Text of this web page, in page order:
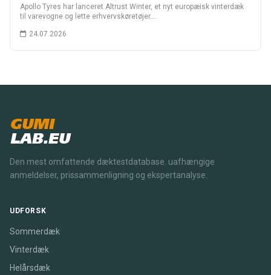
Apollo Tyres har lanceret Altrust Winter, et nyt europæisk vinterdæk
til varevogne og lette erhvervskøretøjer.…
24.07.2026
GUMI
LAB.EU
Den mest omfattende dæktestdatabase. uafhængige
anmeldelser, prissammenligning og ekspertanalyse.
UDFORSK
Sommerdæk
Vinterdæk
Helårsdæk